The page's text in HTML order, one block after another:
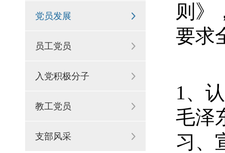
党员发展
员工党员
入党积极分子
教工党员
支部风采
则》
要求
1、
毛泽
习、